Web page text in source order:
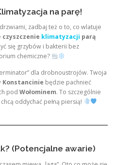
na parę!
zadbaj też o to, co wlatuje
czyszczenie klimatyzacji parą
się grzybów i bakterii bez
chemiczne?
dla drobnoustrojów. Twoja
Konstancinie będzie pachnieć
pod Wołominem. To szczególnie
oddychać pełną piersią!
(Potencjalne awarie)